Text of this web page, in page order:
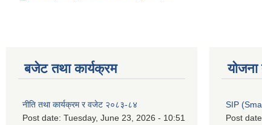
बजेट तथा कार्यक्रम
नीति तथा कार्यक्रम र वजेट २०८३-८४
Post date: Tuesday, June 23, 2026 - 10:51
योजना
SIP
Post